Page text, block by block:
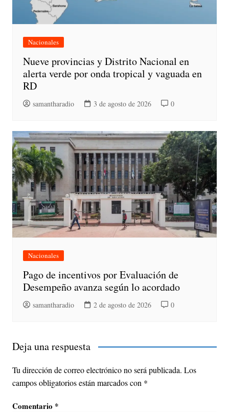
Nacionales
Nueve provincias y Distrito Nacional en
alerta verde por onda tropical y vaguada en
RD
samantharadio 3 de agosto de 2026 0
Nacionales
Pago de incentivos por Evaluación de
Desempeño avanza según lo acordado
samantharadio 2 de agosto de 2026 0
Deja una respuesta
Tu dirección de correo electrónico no será publicada. Los
campos obligatorios están marcados con *
Comentario *